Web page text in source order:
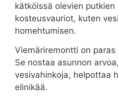
kätköissä olevien
kosteusvauriot, kuten
homehtumisen.
Viemäriremontti on
Se nostaa asunnon
vesivahinkoja, helpottaa
elinikää.